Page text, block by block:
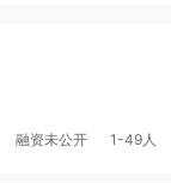
融资未公开 1-49人